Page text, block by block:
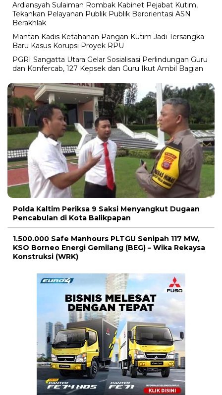
Ardiansyah Sulaiman Rombak Kabinet Pejabat Kutim,
Tekankan Pelayanan Publik Publik Berorientasi ASN
Berakhlak
Mantan Kadis Ketahanan Pangan Kutim Jadi Tersangka
Baru Kasus Korupsi Proyek RPU
PGRI Sangatta Utara Gelar Sosialisasi Perlindungan Guru
dan Konfercab, 127 Kepsek dan Guru Ikut Ambil Bagian
Polda Kaltim Periksa 9 Saksi Menyangkut Dugaan
Pencabulan di Kota Balikpapan
1.500.000 Safe Manhours PLTGU Senipah 117 MW,
KSO Borneo Energi Gemilang (BEG) – Wika Rekaysa
Konstruksi (WRK)